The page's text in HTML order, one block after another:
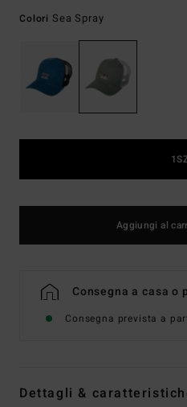
Colori Sea Spray
Aggiungi al
Consegna a casa
Consegna prevista a
Dettagli &